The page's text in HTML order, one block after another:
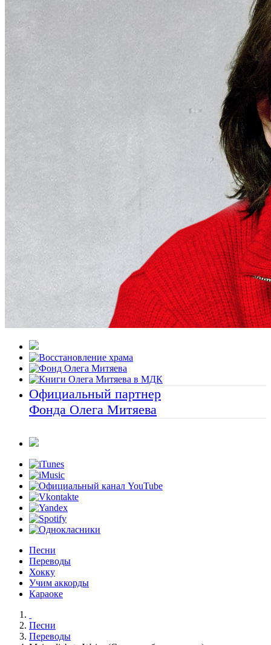
Официальный партнер
Фонда Олега Митяева
Песни
Переводы
Хокку
Учим аккорды
Караоке
Песни
Переводы